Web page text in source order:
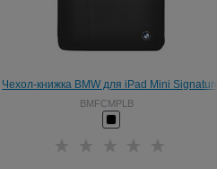
Чехол-книжка BMW для iPad Mini Signature
Folio Black (Цвет: Чёрный)
BMFCMPLB